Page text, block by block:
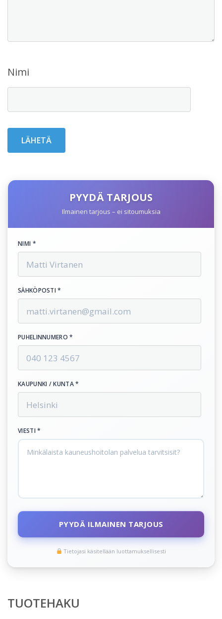
Nimi
PYYDÄ TARJOUS
Ilmainen tarjous – ei sitoumuksia
NIMI *
SÄHKÖPOSTI *
PUHELINNUMERO *
KAUPUNKI / KUNTA *
VIESTI *
PYYDÄ ILMAINEN TARJOUS
Tietojasi käsitellään luottamuksellisesti
TUOTEHAKU